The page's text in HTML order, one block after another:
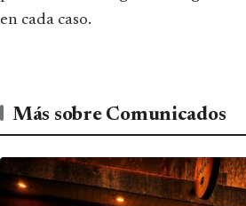
en cada caso.
Más sobre Comunicados